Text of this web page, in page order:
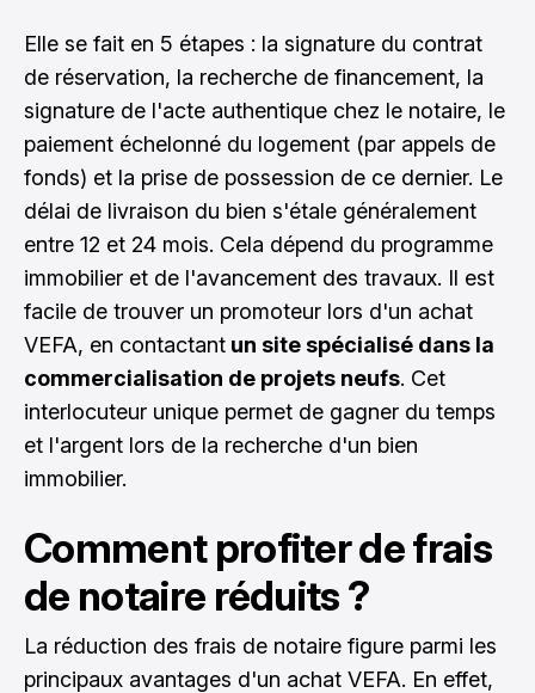
Elle se fait en 5 étapes : la signature du contrat
de réservation, la recherche de financement, la
signature de l'acte authentique chez le notaire, le
paiement échelonné du logement (par appels de
fonds) et la prise de possession de ce dernier. Le
délai de livraison du bien s'étale généralement
entre 12 et 24 mois. Cela dépend du programme
immobilier et de l'avancement des travaux. Il est
facile de trouver un promoteur lors d'un achat
VEFA, en contactant un site spécialisé dans la
commercialisation de projets neufs. Cet
interlocuteur unique permet de gagner du temps
et l'argent lors de la recherche d'un bien
immobilier.
Comment profiter de frais
de notaire réduits ?
La réduction des frais de notaire figure parmi les
principaux avantages d'un achat VEFA. En effet,